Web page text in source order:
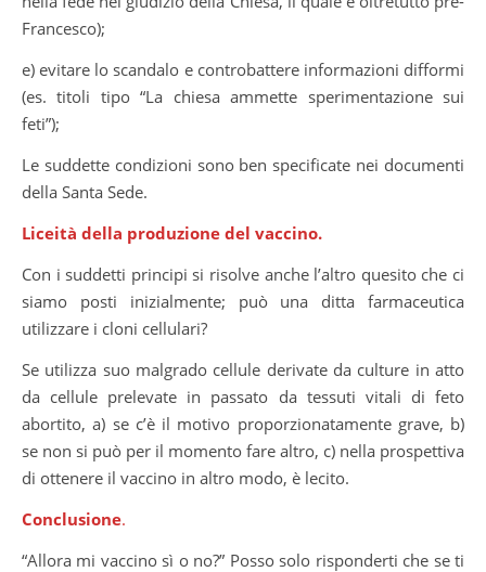
Francesco);
e) evitare lo scandalo e controbattere informazioni difformi
(es. titoli tipo “La chiesa ammette sperimentazione sui
feti”);
Le suddette condizioni sono ben specificate nei documenti
della Santa Sede.
Liceità della produzione del vaccino.
Con i suddetti principi si risolve anche l’altro quesito che ci
siamo posti inizialmente; può una ditta farmaceutica
utilizzare i cloni cellulari?
Se utilizza suo malgrado cellule derivate da culture in atto
da cellule prelevate in passato da tessuti vitali di feto
abortito, a) se c’è il motivo proporzionatamente grave, b)
se non si può per il momento fare altro, c) nella prospettiva
di ottenere il vaccino in altro modo, è lecito.
Conclusione.
“Allora mi vaccino sì o no?” Posso solo risponderti che se ti